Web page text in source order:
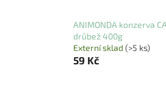
ANIMONDA konzerva
drůbež 400g
Externí sklad (>5 ks)
59 Kč